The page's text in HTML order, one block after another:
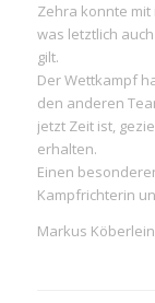
Zehra konnte
was letztlich
gilt.
Der Wettkampf
den anderen
jetzt Zeit ist,
erhalten.
Einen
Kampfrichterin
Markus Köberlein